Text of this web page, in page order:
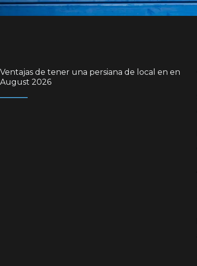
Ventajas de tener una persiana de local en en
August 2026